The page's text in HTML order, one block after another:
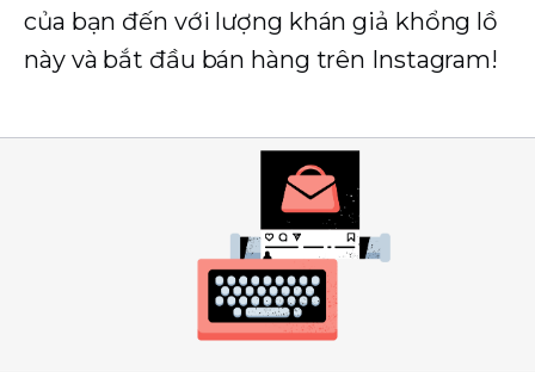
của bạn đến với lượng khán giả khổng lồ
này và bắt đầu bán hàng trên Instagram!